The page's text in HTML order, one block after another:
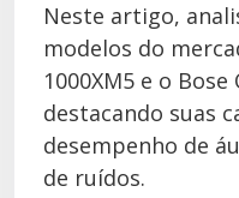
Neste artigo,
modelos do
1000XM5 e o
destacando suas
desempenho de
de ruídos.